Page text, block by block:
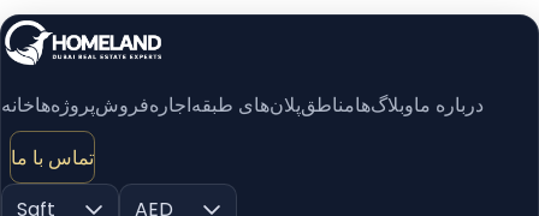
خانهپروژه‌هافروشاجارهپلان‌های طبقهمناطقوبلاگ‌هادرباره ما
تماس با ما
Sqft
AED